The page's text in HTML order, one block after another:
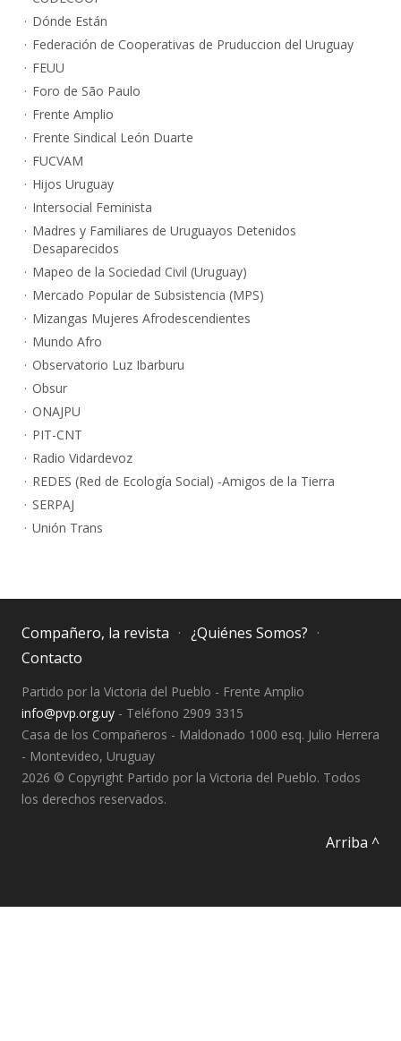
Dónde Están
Federación de Cooperativas de Pruduccion del Uruguay
FEUU
Foro de São Paulo
Frente Amplio
Frente Sindical León Duarte
FUCVAM
Hijos Uruguay
Intersocial Feminista
Madres y Familiares de Uruguayos Detenidos
Desaparecidos
Mapeo de la Sociedad Civil (Uruguay)
Mercado Popular de Subsistencia (MPS)
Mizangas Mujeres Afrodescendientes
Mundo Afro
Observatorio Luz Ibarburu
Obsur
ONAJPU
PIT-CNT
Radio Vidardevoz
REDES (Red de Ecología Social) -Amigos de la Tierra
SERPAJ
Unión Trans
Compañero, la revista
¿Quiénes Somos?
Contacto
Partido por la Victoria del Pueblo - Frente Amplio
info@pvp.org.uy - Teléfono 2909 3315
Casa de los Compañeros - Maldonado 1000 esq. Julio Herrera
- Montevideo, Uruguay
2026 © Copyright Partido por la Victoria del Pueblo. Todos
los derechos reservados.
Arriba ^